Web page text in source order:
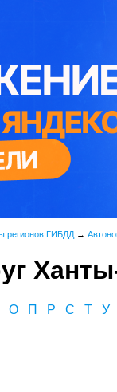
регионов ГИБДД →
О П Р С Т У